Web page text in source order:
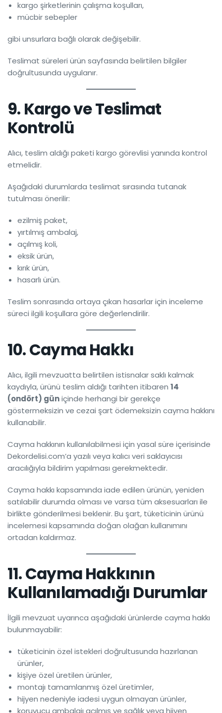
kargo şirketlerinin çalışma koşulları,
mücbir sebepler
gibi unsurlara bağlı olarak değişebilir.
Teslimat süreleri ürün sayfasında belirtilen bilgiler
doğrultusunda uygulanır.
9. Kargo ve Teslimat
Kontrolü
Alıcı, teslim aldığı paketi kargo görevlisi yanında kontrol
etmelidir.
Aşağıdaki durumlarda teslimat sırasında tutanak
tutulması önerilir:
ezilmiş paket,
yırtılmış ambalaj,
açılmış koli,
eksik ürün,
kırık ürün,
hasarlı ürün.
Teslim sonrasında ortaya çıkan hasarlar için inceleme
süreci ilgili koşullara göre değerlendirilir.
10. Cayma Hakkı
Alıcı, ilgili mevzuatta belirtilen istisnalar saklı kalmak
kaydıyla, ürünü teslim aldığı tarihten itibaren 14
(ondört) güniçinde herhangi bir gerekçe
göstermeksizin ve cezai şart ödemeksizin cayma hakkını
kullanabilir.
Cayma hakkının kullanılabilmesi için yasal süre içerisinde
Dekordelisi.com’a yazılı veya kalıcı veri saklayıcısı
aracılığıyla bildirim yapılması gerekmektedir.
Cayma hakkı kapsamında iade edilen ürünün, yeniden
satılabilir durumda olması ve varsa tüm aksesuarları ile
birlikte gönderilmesi beklenir. Bu şart, tüketicinin ürünü
incelemesi kapsamında doğan olağan kullanımını
ortadan kaldırmaz.
11. Cayma Hakkının
Kullanılamadığı Durumlar
İlgili mevzuat uyarınca aşağıdaki ürünlerde cayma hakkı
bulunmayabilir:
tüketicinin özel istekleri doğrultusunda hazırlanan
ürünler,
kişiye özel üretilen ürünler,
montajı tamamlanmış özel üretimler,
hijyen nedeniyle iadesi uygun olmayan ürünler,
koruyucu ambalajı açılmış ve sağlık veya hijyen